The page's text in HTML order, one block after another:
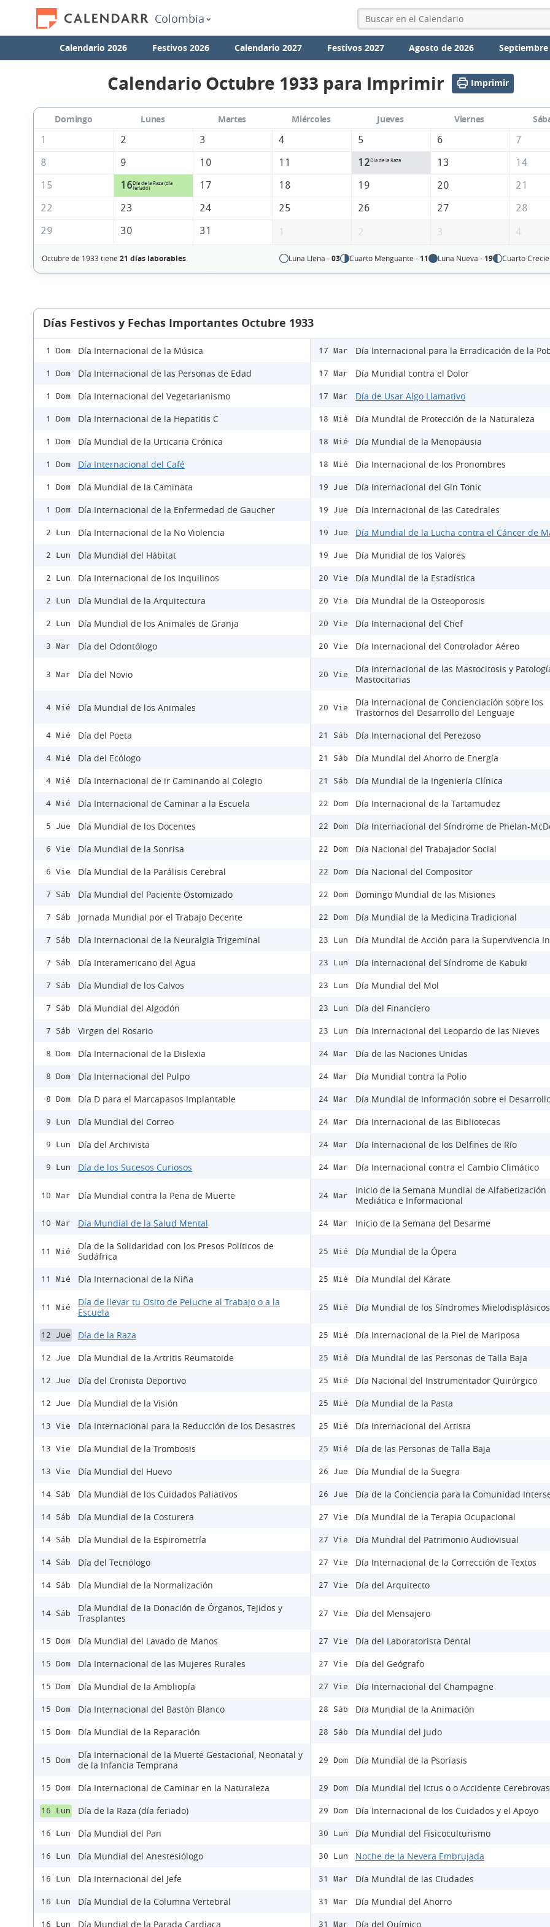
Colombia
Calendario 2026 Festivos 2026 Calendario 2027 Festivos 2027 Agosto de 2026 Septiembre
Calendario Octubre 1933 para Imprimir Imprimir
Domingo Lunes Martes Miércoles Jueves Viernes
1
2 3 4 5 6
7
8
9 10 11 12Día de la Raza 13
14
15
16Día de la Raza (día
feriado)
17 18 19 20
21
22
23 24 25 26 27
28
29
30 31 1 2 3 4
Octubre de 1933 tiene 21 días laborables. Luna Llena -03 Cuarto Menguante - 11 Luna Nueva - 19 Cuarto
Días Festivos y Fechas Importantes Octubre 1933
1 Dom Día Internacional de la Música
1 Dom Día Internacional de las Personas de Edad
1 Dom Día Internacional del Vegetarianismo
1 Dom Día Internacional de la Hepatitis C
1 Dom Día Mundial de la Urticaria Crónica
1 Dom Día Internacional del Café
1 Dom Día Mundial de la Caminata
1 Dom Día Internacional de la Enfermedad de Gaucher
2 Lun Día Internacional de la No Violencia
2 Lun Día Mundial del Hábitat
2 Lun Día Internacional de los Inquilinos
2 Lun Día Mundial de la Arquitectura
2 Lun Día Mundial de los Animales de Granja
3 Mar Día del Odontólogo
3 Mar Día del Novio
4 Mié Día Mundial de los Animales
4 Mié Día del Poeta
4 Mié Día del Ecólogo
4 Mié Día Internacional de ir Caminando al Colegio
4 Mié Día Internacional de Caminar a la Escuela
5 Jue Día Mundial de los Docentes
6 Vie Día Mundial de la Sonrisa
6 Vie Día Mundial de la Parálisis Cerebral
7 Sáb Día Mundial del Paciente Ostomizado
7 Sáb Jornada Mundial por el Trabajo Decente
7 Sáb Día Internacional de la Neuralgia Trigeminal
7 Sáb Día Interamericano del Agua
7 Sáb Día Mundial de los Calvos
7 Sáb Día Mundial del Algodón
7 Sáb Virgen del Rosario
8 Dom Día Internacional de la Dislexia
8 Dom Día Internacional del Pulpo
8 Dom Día D para el Marcapasos Implantable
9 Lun Día Mundial del Correo
9 Lun Día del Archivista
9 Lun Día de los Sucesos Curiosos
10 Mar Día Mundial contra la Pena de Muerte
10 Mar Día Mundial de la Salud Mental
11 Mié
Día de la Solidaridad con los Presos Políticos de
Sudáfrica
11 Mié Día Internacional de la Niña
11 Mié
Día de llevar tu Osito de Peluche al Trabajo o a la
Escuela
12 Jue Día de la Raza
12 Jue Día Mundial de la Artritis Reumatoide
12 Jue Día del Cronista Deportivo
12 Jue Día Mundial de la Visión
13 Vie Día Internacional para la Reducción de los Desastres
13 Vie Día Mundial de la Trombosis
13 Vie Día Mundial del Huevo
14 Sáb Día Mundial de los Cuidados Paliativos
14 Sáb Día Mundial de la Costurera
14 Sáb Día Mundial de la Espirometría
14 Sáb Día del Tecnólogo
14 Sáb Día Mundial de la Normalización
14 Sáb
Día Mundial de la Donación de Órganos, Tejidos y
Trasplantes
15 Dom Día Mundial del Lavado de Manos
15 Dom Día Internacional de las Mujeres Rurales
15 Dom Día Mundial de la Ambliopía
15 Dom Día Internacional del Bastón Blanco
15 Dom Día Mundial de la Reparación
15 Dom
Día Internacional de la Muerte Gestacional, Neonatal y
de la Infancia Temprana
15 Dom Día Internacional de Caminar en la Naturaleza
16 Lun Día de la Raza (día feriado)
16 Lun Día Mundial del Pan
16 Lun Día Mundial del Anestesiólogo
16 Lun Día Internacional del Jefe
16 Lun Día Mundial de la Columna Vertebral
16 Lun Día Mundial de la Parada Cardiaca
17 Mar Día Internacional para la Erradicación de la
17 Mar Día Mundial contra el Dolor
17 Mar Día de Usar Algo Llamativo
18 Mié Día Mundial de Protección de la Naturaleza
18 Mié Día Mundial de la Menopausia
18 Mié Dia Internacional de los Pronombres
19 Jue Día Internacional del Gin Tonic
19 Jue Día Internacional de las Catedrales
19 Jue Día Mundial de la Lucha contra el Cáncer de
19 Jue Día Mundial de los Valores
20 Vie Día Mundial de la Estadística
20 Vie Día Mundial de la Osteoporosis
20 Vie Día Internacional del Chef
20 Vie Día Internacional del Controlador Aéreo
20 Vie
Día Internacional de las Mastocitosis y
Mastocitarias
20 Vie
Día Internacional de Concienciación sobre los
Trastornos del Desarrollo del Lenguaje
21 Sáb Día Internacional del Perezoso
21 Sáb Día Mundial del Ahorro de Energía
21 Sáb Día Mundial de la Ingeniería Clínica
22 Dom Día Internacional de la Tartamudez
22 Dom Día Internacional del Síndrome de Phelan-
22 Dom Día Nacional del Trabajador Social
22 Dom Día Nacional del Compositor
22 Dom Domingo Mundial de las Misiones
22 Dom Día Mundial de la Medicina Tradicional
23 Lun Día Mundial de Acción para la Supervivencia
23 Lun Día Internacional del Síndrome de Kabuki
23 Lun Día Mundial del Mol
23 Lun Día del Financiero
23 Lun Día Internacional del Leopardo de las Nieves
24 Mar Día de las Naciones Unidas
24 Mar Día Mundial contra la Polio
24 Mar Día Mundial de Información sobre el
24 Mar Día Internacional de las Bibliotecas
24 Mar Día Internacional de los Delfines de Río
24 Mar Día Internacional contra el Cambio Climático
24 Mar
Inicio de la Semana Mundial de Alfabetización
Mediática e Informacional
24 Mar Inicio de la Semana del Desarme
25 Mié Día Mundial de la Ópera
25 Mié Día Mundial del Kárate
25 Mié Día Mundial de los Síndromes Mielodisplásicos
25 Mié Día Internacional de la Piel de Mariposa
25 Mié Día Mundial de las Personas de Talla Baja
25 Mié Día Nacional del Instrumentador Quirúrgico
25 Mié Día Mundial de la Pasta
25 Mié Día Internacional del Artista
25 Mié Día de las Personas de Talla Baja
26 Jue Día Mundial de la Suegra
26 Jue Día de la Conciencia para la Comunidad
27 Vie Día Mundial de la Terapia Ocupacional
27 Vie Día Mundial del Patrimonio Audiovisual
27 Vie Día Internacional de la Corrección de Textos
27 Vie Día del Arquitecto
27 Vie Día del Mensajero
27 Vie Día del Laboratorista Dental
27 Vie Día del Geógrafo
27 Vie Día Internacional del Champagne
28 Sáb Día Mundial de la Animación
28 Sáb Día Mundial del Judo
29 Dom Día Mundial de la Psoriasis
29 Dom Día Mundial del Ictus o o Accidente
29 Dom Día Internacional de los Cuidados y el Apoyo
30 Lun Día Mundial del Fisicoculturismo
30 Lun Noche de la Nevera Embrujada
31 Mar Día Mundial de las Ciudades
31 Mar Día Mundial del Ahorro
31 Mar Día del Químico